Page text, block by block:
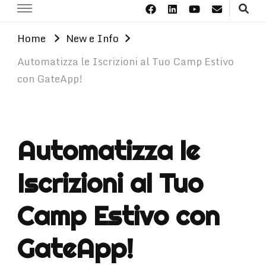
Home
New e Info
Automatizza le Iscrizioni al Tuo Camp Estivo
con GateApp!
Automatizza le
Iscrizioni al Tuo
Camp Estivo con
GateApp!